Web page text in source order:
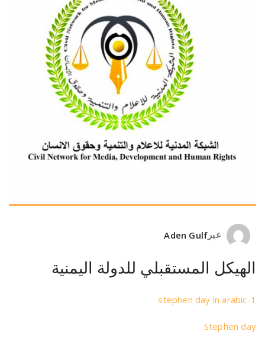
عبر Aden Gulf
الهيكل المستقبلي للدولة اليمنية
stephen day in arabic-1
Stephen day